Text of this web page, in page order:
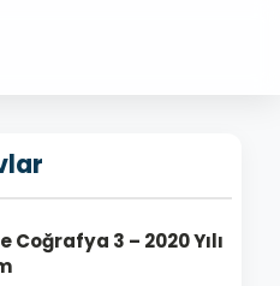
Coğrafya 3 – 2020 Yılı